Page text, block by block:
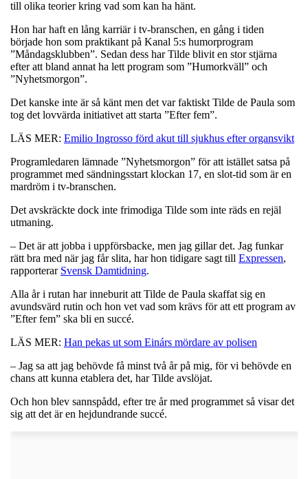
till olika teorier kring vad som kan ha hänt.
Hon har haft en lång karriär i tv-branschen, en gång i tiden
började hon som praktikant på Kanal 5:s humorprogram
”Måndagsklubben”. Sedan dess har Tilde blivit en stor stjärna
efter att bland annat ha lett program som ”Humorkväll” och
”Nyhetsmorgon”.
Det kanske inte är så känt men det var faktiskt Tilde de Paula som
tog det lovvärda initiativet att starta ”Efter fem”.
LÄS MER: Emilio Ingrosso förd akut till sjukhus efter organsvikt
Programledaren lämnade ”Nyhetsmorgon” för att istället satsa på
programmet med sändningsstart klockan 17, en slot-tid som är en
mardröm i tv-branschen.
Det avskräckte dock inte frimodiga Tilde som inte räds en rejäl
utmaning.
– Det är att jobba i uppförsbacke, men jag gillar det. Jag funkar
rätt bra med när jag får slita, har hon tidigare sagt till Expressen,
rapporterar Svensk Damtidning.
Alla år i rutan har inneburit att Tilde de Paula skaffat sig en
avundsvärd rutin och hon vet vad som krävs för att ett program av
”Efter fem” ska bli en succé.
LÄS MER: Han pekas ut som Einárs mördare av polisen
– Jag sa att jag behövde få minst två år på mig, för vi behövde en
chans att kunna etablera det, har Tilde avslöjat.
Och hon blev sannspådd, efter tre år med programmet så visar det
sig att det är en hejdundrande succé.